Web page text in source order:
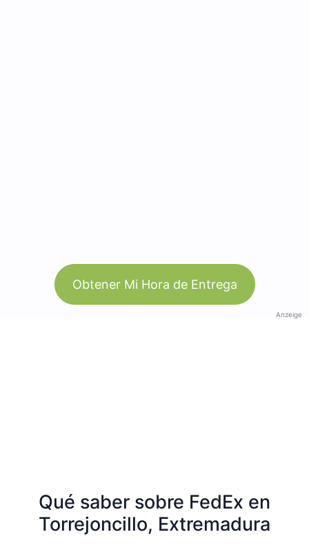
Obtener Mi Hora de Entrega
Anzeige
Qué saber sobre FedEx en
Torrejoncillo, Extremadura